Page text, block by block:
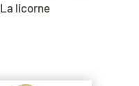
La licorne